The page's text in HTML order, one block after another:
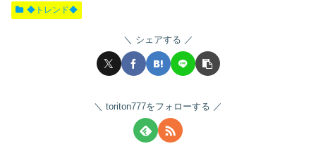
◆トレンド◆
シェアする
toriton777をフォローする